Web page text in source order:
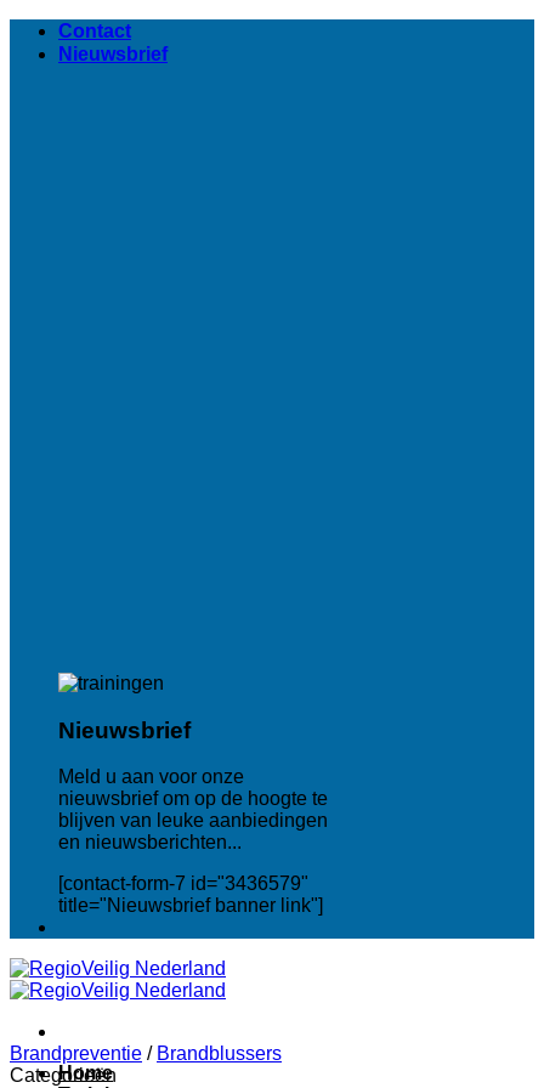
naar
Contact
Nieuwsbrief
Nieuwsbrief
Meld u aan voor onze
nieuwsbrief om op de hoogte te
blijven van leuke aanbiedingen
en nieuwsberichten...
[contact-form-7 id="3436579"
title="Nieuwsbrief banner link"]
Home
Brandpreventie / Brandblussers
Categorieën